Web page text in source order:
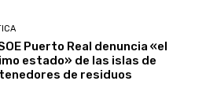
Puerto Real denuncia «el
estado» de las islas de
de residuos